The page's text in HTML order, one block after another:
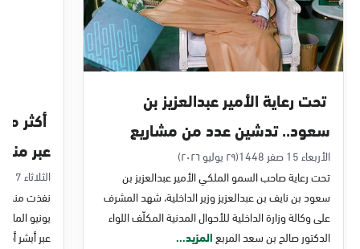
الدمام, الدمام - الغرفة التجارية
التوجه للموقع
الدمام, الدمام - بنده - حي الشاطئ
الأحد - الخميس (08:00-14:30)
التوجه للموقع
تحت رعاية الأمير عبدالعزيز بن
سعود.. تدشين عدد من مشاريع
التحول الرقمي والخدمات الإلكترونية
للأحوال المدنية
الأربعاء 15 صفر 1448
(٢٩ يوليو ٢٠٢٦)
تحت رعاية صاحب السمو الملكي الأمير عبدالعزيز بن
سعود بن نايف بن عبدالعزيز وزير الداخلية، شهد المشرف
على وكالة وزارة الداخلية للأحوال المدنية المكلّف اللواء
الدكتور صالح بن سعد المربعالمزيد...
عبر
الثلاثاء 7 صفر 1448
نفذت منصة
عبر أبشر